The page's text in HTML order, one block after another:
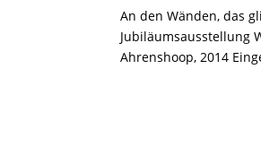
An den Wänden, das
Jubiläumsausstellung
Ahrenshoop, 2014